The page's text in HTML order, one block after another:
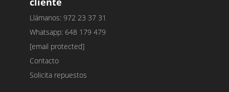
Llámanos: 972 23 37 31
Whatsapp: 648 179 479
[email protected]
Contacto
Solicita repuestos